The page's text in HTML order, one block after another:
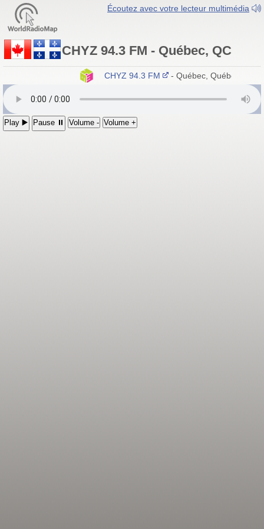
Écoutez avec votre lecteur multimédia
CHYZ 94.3 FM - Québec, QC
CHYZ 94.3 FM - Québec, Québec
Play ▶️ Pause ⏸ Volume - Volume +